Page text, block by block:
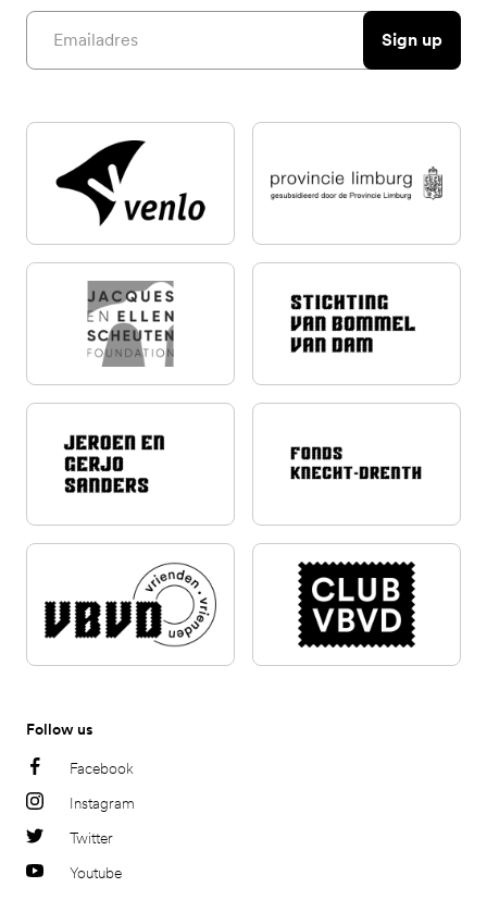
Email address
Sign up
Follow us
Facebook
Instagram
Twitter
Youtube